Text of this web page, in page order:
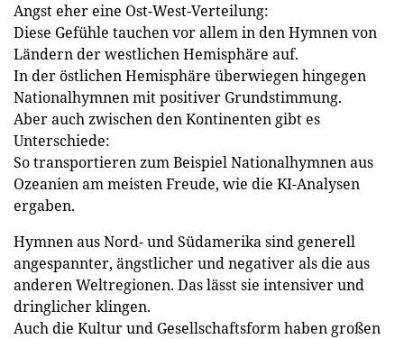
Angst eher eine Ost-West-Verteilung:
Diese Gefühle tauchen vor allem in den Hymnen von
Ländern der westlichen Hemisphäre auf.
In der östlichen Hemisphäre überwiegen hingegen
Nationalhymnen mit positiver Grundstimmung.
Aber auch zwischen den Kontinenten gibt es
Unterschiede:
So transportieren zum Beispiel Nationalhymnen aus
Ozeanien am meisten Freude, wie die KI-Analysen
ergaben.
Hymnen aus Nord- und Südamerika sind generell
angespannter, ängstlicher und negativer als die aus
anderen Weltregionen. Das lässt sie intensiver und
dringlicher klingen.
Auch die Kultur und Gesellschaftsform haben großen